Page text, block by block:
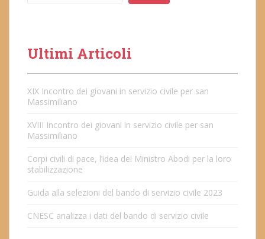
Ultimi Articoli
XIX Incontro dei giovani in servizio civile per san
Massimiliano
XVIII Incontro dei giovani in servizio civile per san
Massimiliano
Corpi civili di pace, l’idea del Ministro Abodi per la loro
stabilizzazione
Guida alla selezioni del bando di servizio civile 2023
CNESC analizza i dati del bando di servizio civile